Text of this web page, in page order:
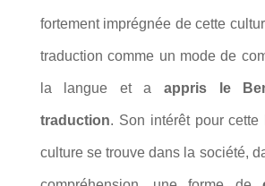
fortement imprégnée de cette
traduction comme un mode de
la langue et a appris le
traduction. Son intérêt pour cette
culture se trouve dans la société,